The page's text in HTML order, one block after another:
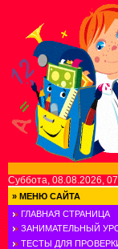
Суббота, 08.08.2026,
» МЕНЮ САЙТА
ГЛАВНАЯ СТРАНИЦА
ЗАНИМАТЕЛЬНЫЙ
ТЕСТЫ ДЛЯ